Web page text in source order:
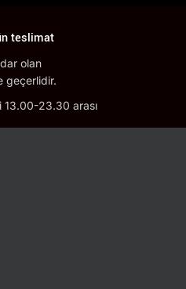
teslimat
olan
geçerlidir.
13.00-23.30 arası